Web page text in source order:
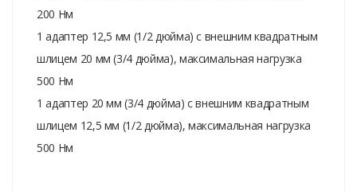
200 Нм
1 адаптер 12,5 мм (1/2 дюйма) с внешним квадратным
шлицем 20 мм (3/4 дюйма), максимальная нагрузка
500 Нм
1 адаптер 20 мм (3/4 дюйма) с внешним квадратным
шлицем 12,5 мм (1/2 дюйма), максимальная нагрузка
500 Нм